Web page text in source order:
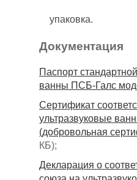
упаковка.
Документация
Паспорт
ванны ПСБ-Галс
Сертификат
ультразвуковые
(добровольная
КБ);
Декларация о